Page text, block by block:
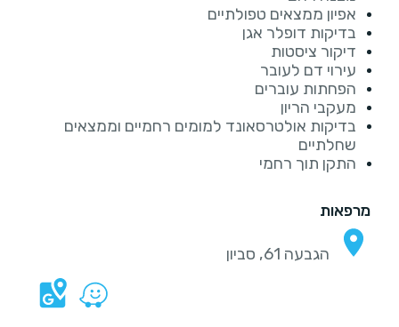
אפיון ממצאים טפולתיים
בדיקות דופלר אגן
דיקור ציסטות
עירוי דם לעובר
הפחתות עוברים
מעקבי הריון
בדיקות אולטרסאונד למומים רחמיים וממצאים
שחלתיים
התקן תוך רחמי
מרפאות
הגבעה 61, סביון